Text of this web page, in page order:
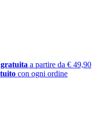
a partire da € 49,90
con ogni ordine